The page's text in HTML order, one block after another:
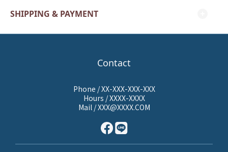
SHIPPING & PAYMENT
Contact
Phone / XX-XXX-XXX-XXX
Hours / XXXX-XXXX
Mail / XXX@XXXX.COM